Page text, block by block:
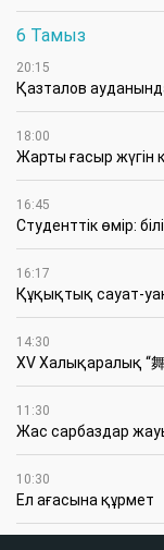
6 Тамыз
20:15
Қазталов
18:00
Жарты ғасыр жүгін
16:45
Студенттік өмір:
16:17
Құқықтық сауат-
14:30
XV Халықаралық “
11:30
Жас сарбаздар
10:30
Ел ағасына құрмет